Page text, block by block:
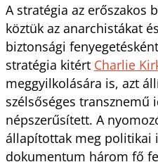
A stratégia az erőszakos
köztük az anarchistákat
biztonsági
stratégia kitért Charlie
meggyilkolására is, azt
szélsőséges transznemű
népszerűsített. A
állapítottak meg politikai
dokumentum három fő